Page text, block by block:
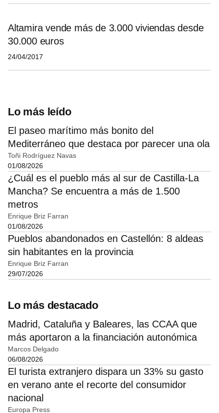
Altamira vende más de 3.000 viviendas desde
30.000 euros
24/04/2017
Lo más leído
El paseo marítimo más bonito del
Mediterráneo que destaca por parecer una ola
Toñi Rodríguez Navas
01/08/2026
¿Cuál es el pueblo más al sur de Castilla-La
Mancha? Se encuentra a más de 1.500
metros
Enrique Briz Farran
01/08/2026
Pueblos abandonados en Castellón: 8 aldeas
sin habitantes en la provincia
Enrique Briz Farran
29/07/2026
Lo más destacado
Madrid, Cataluña y Baleares, las CCAA que
más aportaron a la financiación autonómica
Marcos Delgado
06/08/2026
El turista extranjero dispara un 33% su gasto
en verano ante el recorte del consumidor
nacional
Europa Press